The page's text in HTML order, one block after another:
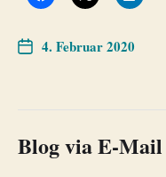
4. Februar 2020
Blog via E-